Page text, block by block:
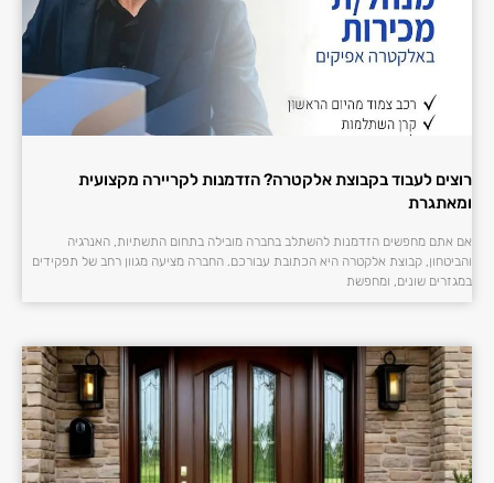
רוצים לעבוד בקבוצת אלקטרה? הזדמנות לקריירה מקצועית
ומאתגרת
אם אתם מחפשים הזדמנות להשתלב בחברה מובילה בתחום התשתיות, האנרגיה
והביטחון, קבוצת אלקטרה היא הכתובת עבורכם. החברה מציעה מגוון רחב של תפקידים
במגזרים שונים, ומחפשת